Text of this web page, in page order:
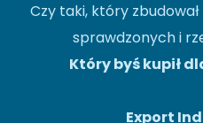
Czy taki, który
sprawdzonych i
Który byś kupił
Export